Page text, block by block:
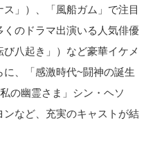
」）、「風船ガム」で注目
のドラマ出演いる人気俳優
八起き」）など豪華イケメ
、「感激時代~闘神の誕生
の幽霊さま」シン・ヘソ
など、充実のキャストが結